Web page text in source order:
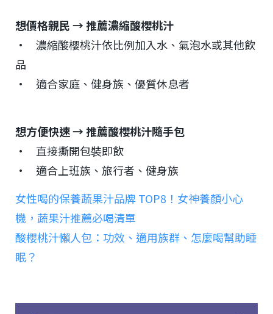
想價格親民 → 推薦濃縮酸櫻桃汁
• 濃縮酸櫻桃汁依比例加入水、氣泡水或其他飲
品
• 適合家庭、健身族、優質休息者
想方便快速 → 推薦酸櫻桃汁隨手包
• 直接撕開包裝即飲
• 適合上班族、旅行者、健身族
女性喝的保養蔬果汁品牌 TOP8！女神養顏小心
機，蔬果汁推薦必喝清單
酸櫻桃汁懶人包：功效、適用族群、怎麼喝幫助睡
眠？